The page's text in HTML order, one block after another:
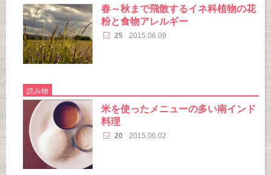
春～秋まで飛散するイネ科植物の花
粉と食物アレルギー
25 2015.06.09
読み物
米を使ったメニューの多い南インド
料理
20 2015.06.02